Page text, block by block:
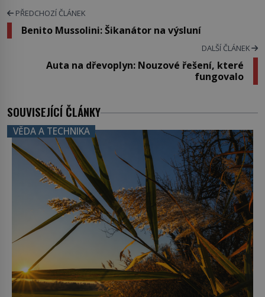
PŘEDCHOZÍ ČLÁNEK
Benito Mussolini: Šikanátor na výsluní
DALŠÍ ČLÁNEK
Auta na dřevoplyn: Nouzové řešení, které
fungovalo
SOUVISEJÍCÍ ČLÁNKY
VĚDA A TECHNIKA